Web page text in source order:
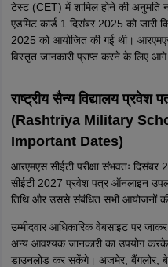
टेस्ट (CET) में शामिल होने की अनुमति
एडमिट कार्ड 1 दिसंबर 2025 को जारी
2025 को आयोजित की गई थी।
विस्तृत जानकारी प्राप्त करने के लिए
राष्ट्रीय सैन्य विद्यालय प्रवेश
(Rashtriya Military
Important Dates)
आरएमएस सीईटी परीक्षा संभवतः
सीईटी 2027 प्रवेश पत्र ऑनलाइन
तिथि और उससे संबंधित सभी आयोजनों की
उम्मीदवार आधिकारिक वेबसाइट पर
अन्य आवश्यक जानकारी का उपयोग
डाउनलोड कर सकेंगे। अजमेर, बैंगलोर,